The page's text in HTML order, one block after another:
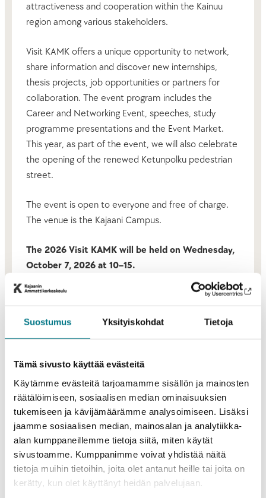
Suostumus Yksityiskohdat Tietoja
Tämä sivusto käyttää evästeitä
Käytämme evästeitä tarjoamamme sisällön ja mainosten
räätälöimiseen, sosiaalisen median ominaisuuksien
tukemiseen ja kävijämäärämme analysoimiseen. Lisäksi
jaamme sosiaalisen median, mainosalan ja analytiikka-
alan kumppaneillemme tietoja siitä, miten käytät
sivustoamme. Kumppanimme voivat yhdistää näitä
tietoja muihin tietoihin, joita olet antanut heille tai joita on
kerätty, kun olet käyttänyt heidän palvelujaan.
attractiveness and cooperation within the Kainuu
region among various stakeholders.
Visit KAMK offers a unique opportunity to network,
share information and discover new internships,
thesis projects, job opportunities or partners for
collaboration. The event program includes the
Career and Networking Event, speeches, study
programme presentations and the Event Market.
This year, as part of the event, we will also celebrate
the opening of the renewed Ketunpolku pedestrian
street.
The event is open to everyone and free of charge.
The venue is the Kajaani Campus.
The 2026 Visit KAMK will be held on Wednesday,
October 7, 2026 at 10–15.
New Names for the Kajaani Campus’ Buildings
Kajaani Campus’ buildings will change on 1 August
Taito 1 → Mänty
Taito 2 → Kallio
Tieto 1 → Puro
Tieto 2 → Kampuskeskus